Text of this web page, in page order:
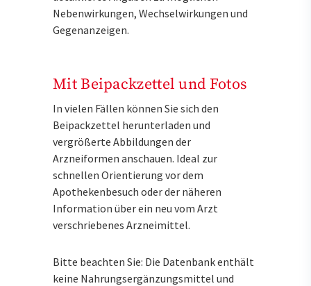
Nebenwirkungen, Wechselwirkungen und
Gegenanzeigen.
Mit Beipackzettel und Fotos
In vielen Fällen können Sie sich den
Beipackzettel herunterladen und
vergrößerte Abbildungen der
Arzneiformen anschauen. Ideal zur
schnellen Orientierung vor dem
Apothekenbesuch oder der näheren
Information über ein neu vom Arzt
verschriebenes Arzneimittel.
Bitte beachten Sie: Die Datenbank enthält
keine Nahrungsergänzungsmittel und